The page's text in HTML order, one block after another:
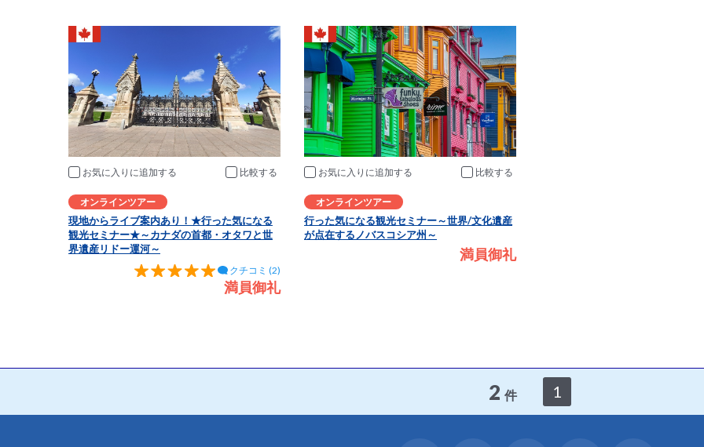
お気に入りに追加 比較
オンラインツアー
現地からライブ案内あり！★行った気になる
観光セミナー★～カナダの首都・オタワと世
界遺産リドー運河～
クチコミ (2)
満員御礼
お気に入りに追加 比較
オンラインツアー
行った気になる観光セミナー～世界/文化遺産
が点在するノバスコシア州～
満員御礼
2 件 1